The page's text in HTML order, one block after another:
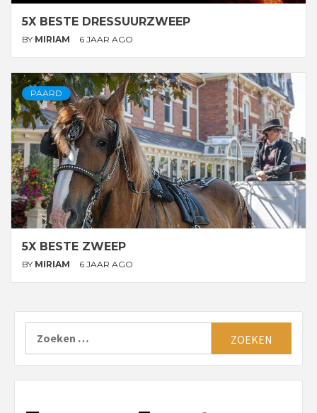
5X BESTE DRESSUURZWEEP
BY MIRIAM 6 JAAR AGO
PAARD
5X BESTE ZWEEP
BY MIRIAM 6 JAAR AGO
naar: